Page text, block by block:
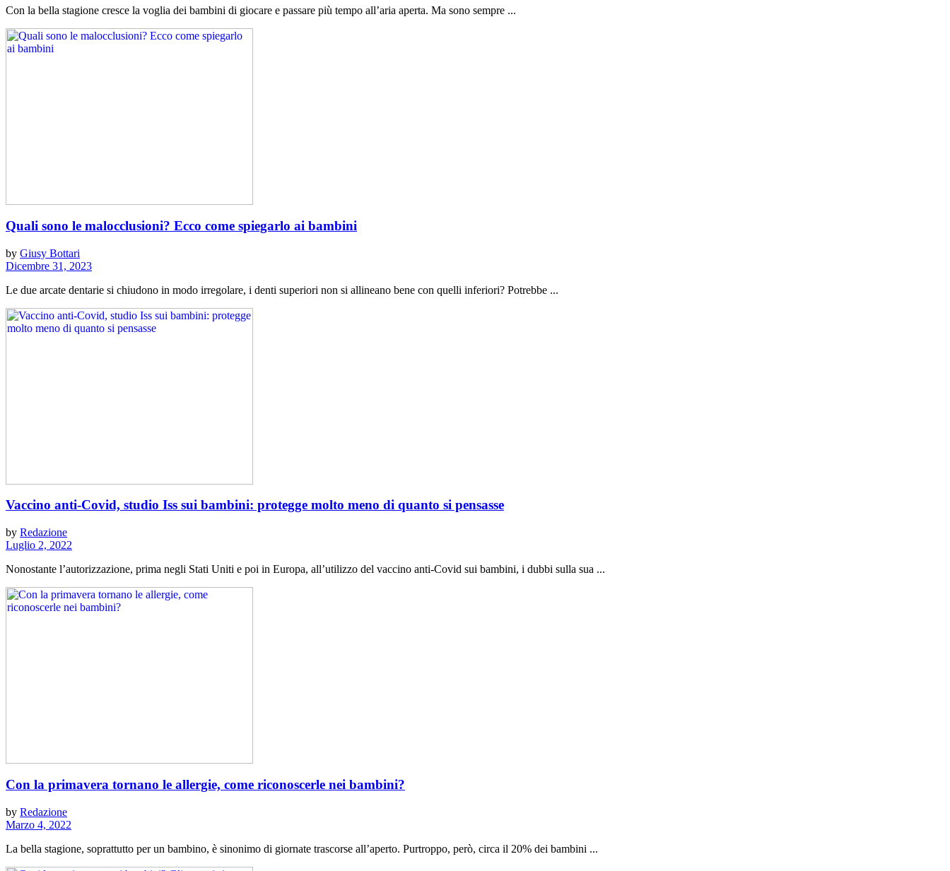
Con la bella stagione cresce la voglia dei bambini di giocare e passare più tempo all’aria aperta. Ma sono sempre ...
Quali sono le malocclusioni? Ecco come spiegarlo ai bambini
by Giusy Bottari
Dicembre 31, 2023
Le due arcate dentarie si chiudono in modo irregolare, i denti superiori non si allineano bene con quelli inferiori? Potrebbe ...
Vaccino anti-Covid, studio Iss sui bambini: protegge molto meno di quanto si pensasse
by Redazione
Luglio 2, 2022
Nonostante l’autorizzazione, prima negli Stati Uniti e poi in Europa, all’utilizzo del vaccino anti-Covid sui bambini, i dubbi sulla sua ...
Con la primavera tornano le allergie, come riconoscerle nei bambini?
by Redazione
Marzo 4, 2022
La bella stagione, soprattutto per un bambino, è sinonimo di giornate trascorse all’aperto. Purtroppo, però, circa il 20% dei bambini ...